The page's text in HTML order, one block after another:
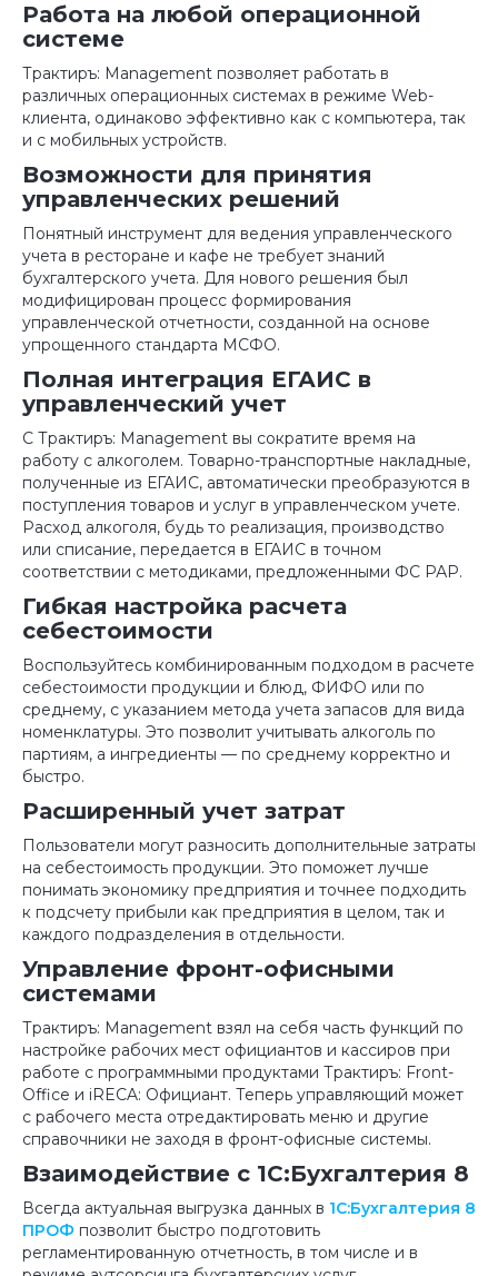
Работа на любой операционной
системе
Трактиръ: Management позволяет работать в
различных операционных системах в режиме Web-
клиента, одинаково эффективно как с компьютера, так
и с мобильных устройств.
Возможности для принятия
управленческих решений
Понятный инструмент для ведения управленческого
учета в ресторане и кафе не требует знаний
бухгалтерского учета. Для нового решения был
модифицирован процесс формирования
управленческой отчетности, созданной на основе
упрощенного стандарта МСФО.
Полная интеграция ЕГАИС в
управленческий учет
С Трактиръ: Management вы сократите время на
работу с алкоголем. Товарно-транспортные накладные,
полученные из ЕГАИС, автоматически преобразуются в
поступления товаров и услуг в управленческом учете.
Расход алкоголя, будь то реализация, производство
или списание, передается в ЕГАИС в точном
соответствии с методиками, предложенными ФС РАР.
Гибкая настройка расчета
себестоимости
Воспользуйтесь комбинированным подходом в расчете
себестоимости продукции и блюд, ФИФО или по
среднему, с указанием метода учета запасов для вида
номенклатуры. Это позволит учитывать алкоголь по
партиям, а ингредиенты — по среднему корректно и
быстро.
Расширенный учет затрат
Пользователи могут разносить дополнительные затраты
на себестоимость продукции. Это поможет лучше
понимать экономику предприятия и точнее подходить
к подсчету прибыли как предприятия в целом, так и
каждого подразделения в отдельности.
Управление фронт-офисными
системами
Трактиръ: Management взял на себя часть функций по
настройке рабочих мест официантов и кассиров при
работе с программными продуктами Трактиръ: Front-
Office и iRECA: Официант. Теперь управляющий может
с рабочего места отредактировать меню и другие
справочники не заходя в фронт-офисные системы.
Взаимодействие с 1С:Бухгалтерия 8
Всегда актуальная выгрузка данных в 1С:Бухгалтерия 8
ПРОФ позволит быстро подготовить
регламентированную отчетность, в том числе и в